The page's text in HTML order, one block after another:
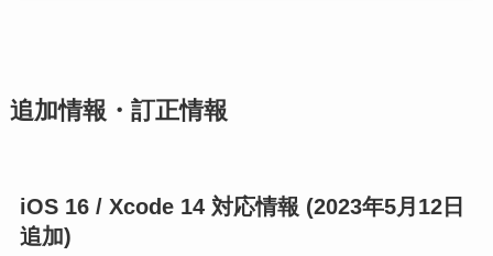
追加情報・訂正情報
iOS 16 / Xcode 14 対応情報 (2023年5月12日
追加)